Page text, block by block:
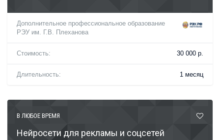
Дополнительное профессиональное образование
РЭУ им. Г.В. Плеханова
Стоимость: 30 000 р.
Длительность: 1 месяц
В ЛЮБОЕ ВРЕМЯ
Нейросети для рекламы и соцсетей